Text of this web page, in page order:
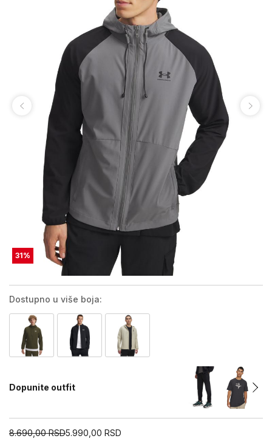
31%
Dostupno u više boja:
Dopunite outfit
8.690,00 RSD5.990,00 RSD